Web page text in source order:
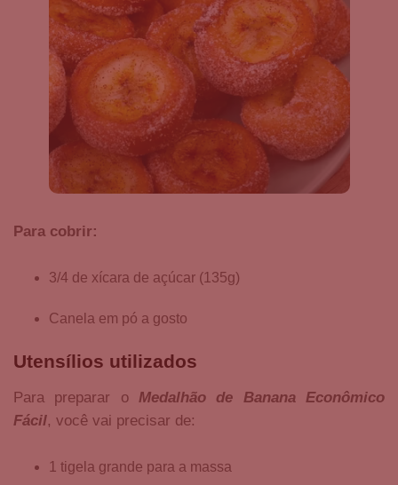
Para cobrir:
3/4 de xícara de açúcar (135g)
Canela em pó a gosto
Utensílios utilizados
Para preparar o Medalhão de Banana Econômico
Fácil, você vai precisar de:
1 tigela grande para a massa